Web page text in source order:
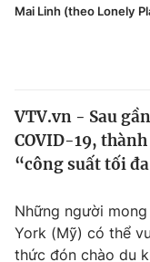
Thế giới
Thế giới đó đây
Kinh tế
Tài chính
Y tế
Mai Linh (theo Lonely
VTV.vn - Sau
COVID-19,
“công suất tối
Những người
York (Mỹ) có thể
thức đón chào du